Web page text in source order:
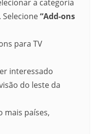
a categoria
Selecione“Add-ons
para TV
interessado
do leste da
mais países,